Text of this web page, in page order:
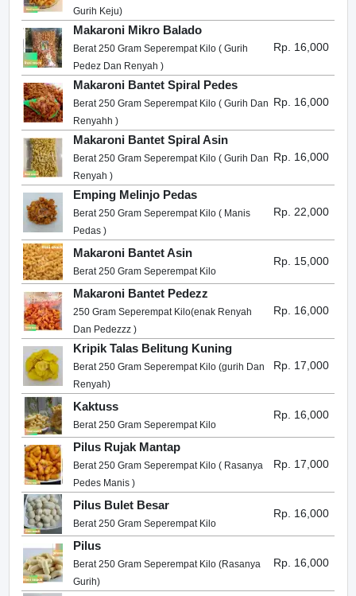
Gurih Keju)
Makaroni Mikro Balado
Berat 250 Gram Seperempat Kilo ( Gurih
Pedez Dan Renyah )
Rp. 16,000
Makaroni Bantet Spiral Pedes
Berat 250 Gram Seperempat Kilo ( Gurih Dan
Renyahh )
Rp. 16,000
Makaroni Bantet Spiral Asin
Berat 250 Gram Seperempat Kilo ( Gurih Dan
Renyah )
Rp. 16,000
Emping Melinjo Pedas
Berat 250 Gram Seperempat Kilo ( Manis
Pedas )
Rp. 22,000
Makaroni Bantet Asin
Berat 250 Gram Seperempat Kilo
Rp. 15,000
Makaroni Bantet Pedezz
250 Gram Seperempat Kilo(enak Renyah
Dan Pedezzz )
Rp. 16,000
Kripik Talas Belitung Kuning
Berat 250 Gram Seperempat Kilo (gurih Dan
Renyah)
Rp. 17,000
Kaktuss
Berat 250 Gram Seperempat Kilo
Rp. 16,000
Pilus Rujak Mantap
Berat 250 Gram Seperempat Kilo ( Rasanya
Pedes Manis )
Rp. 17,000
Pilus Bulet Besar
Berat 250 Gram Seperempat Kilo
Rp. 16,000
Pilus
Berat 250 Gram Seperempat Kilo (Rasanya
Gurih)
Rp. 16,000